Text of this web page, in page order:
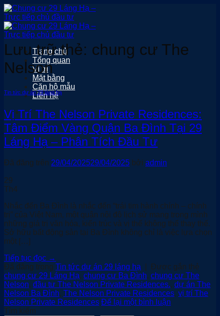
Chuyển
đến
nội
dung
Trang chủ
Tổng quan
Vị trí
Mặt bằng
Căn hộ mẫu
Liên hệ
Lưu trữ thẻ: chung cư The
Nelson
Tin tức dự án 29 láng hạ
Vị Trí The Nelson Private Residences:
Tâm Điểm Vàng Quận Ba Đình Tại 29
Láng Hạ – Phân Tích Đầu Tư
Đã đăng trên 29/04/202529/04/2025 bởi admin
29
Th4
Nhắc đến Ba Đình là nhắc đến “trái tim hành chính – chính
trị” của Việt Nam, một quận nội đô lịch sử mang trong mình
những giá trị văn hóa, kiến trúc và vị thế không thể thay thế.
Sở hữu bất động sản tại Ba Đình không chỉ là việc lựa chọn
một […]
Tiếp tục đọc →
Đã đăng trong Tin tức dự án 29 láng hạ
Được gắn thẻ
chung cư 29 Láng Hạ, chung cư Ba Đình, chung cư The
Nelson, đầu tư The Nelson Private Residences., dự án The
Nelson Ba Đình, The Nelson Private Residences, vị trí The
Nelson Private Residences Để lại một bình luận
Tìm kiếm